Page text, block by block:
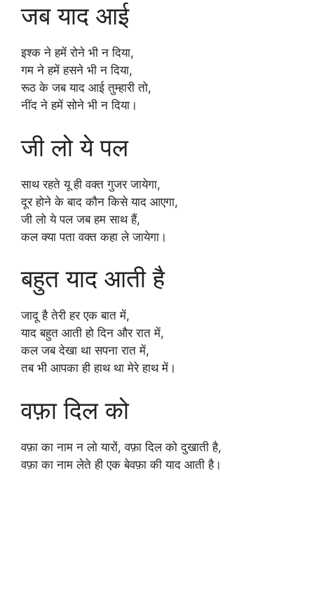
जब याद आई
इश्क ने हमें रोने भी न दिया,
गम ने हमें हसने भी न दिया,
रूठ के जब याद आई तुम्हारी तो,
नींद ने हमें सोने भी न दिया।
जी लो ये पल
साथ रहते यू ही वक्त गुजर जायेगा,
दूर होने के बाद कौन किसे याद आएगा,
जी लो ये पल जब हम साथ हैं,
कल क्या पता वक्त कहा ले जायेगा।
बहुत याद आती है
जादू है तेरी हर एक बात में,
याद बहुत आती हो दिन और रात में,
कल जब देखा था सपना रात में,
तब भी आपका ही हाथ था मेरे हाथ में।
वफ़ा दिल को
वफ़ा का नाम न लो यारों, वफ़ा दिल को दुखाती है,
वफ़ा का नाम लेते ही एक बेवफ़ा की याद आती है।